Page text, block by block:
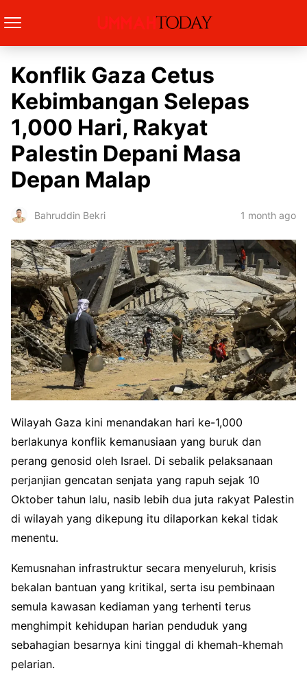
Konflik Gaza Cetus
Kebimbangan Selepas
1,000 Hari, Rakyat
Palestin Depani Masa
Depan Malap
Bahruddin Bekri 1 month ago
Wilayah Gaza kini menandakan hari ke-1,000
berlakunya konflik kemanusiaan yang buruk dan
perang genosid oleh Israel. Di sebalik pelaksanaan
perjanjian gencatan senjata yang rapuh sejak 10
Oktober tahun lalu, nasib lebih dua juta rakyat Palestin
di wilayah yang dikepung itu dilaporkan kekal tidak
menentu.
Kemusnahan infrastruktur secara menyeluruh, krisis
bekalan bantuan yang kritikal, serta isu pembinaan
semula kawasan kediaman yang terhenti terus
menghimpit kehidupan harian penduduk yang
sebahagian besarnya kini tinggal di khemah-khemah
pelarian.